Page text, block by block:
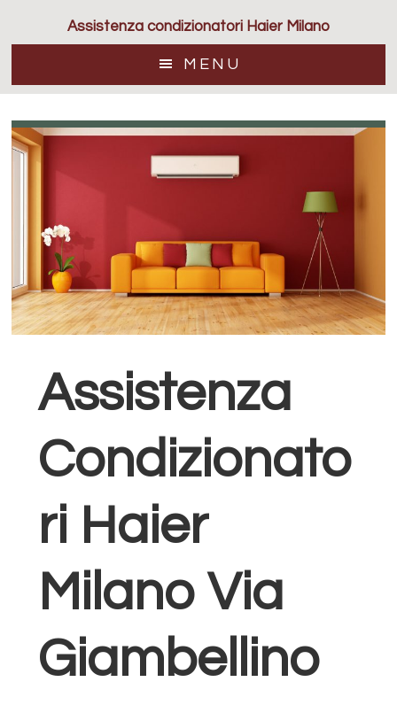
Assistenza condizionatori Haier Milano
MENU
Assistenza
Condizionato
ri Haier
Milano Via
Giambellino